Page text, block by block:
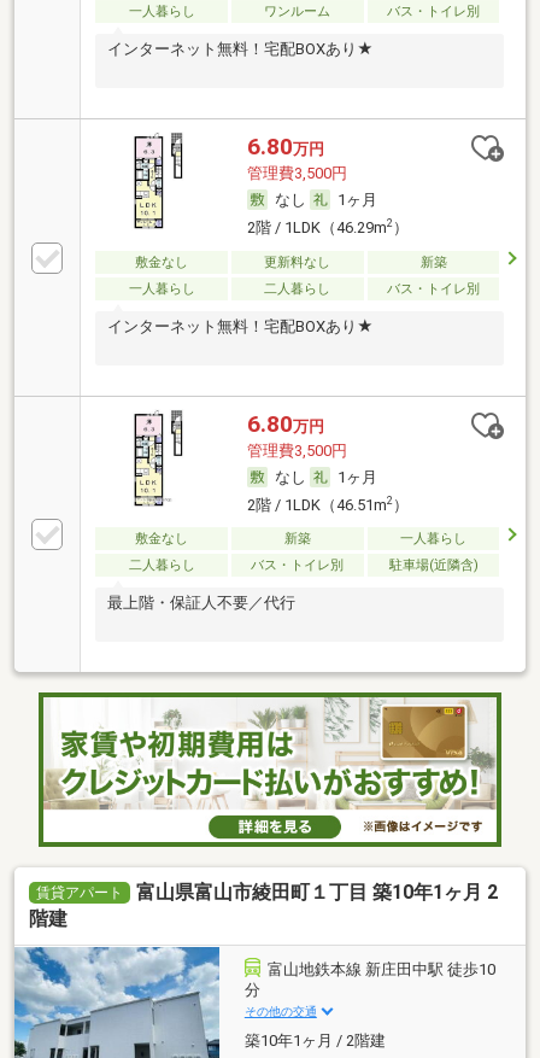
一人暮らし
ワンルーム バス・トイレ別
インターネット無料！宅配BOXあり★
6.80万円
管理費3,500円
なし
1ヶ月
2階 / 1LDK（46.29m2）
敷金なし 更新料なし
新築
一人暮らし
二人暮らし バス・トイレ別
インターネット無料！宅配BOXあり★
6.80万円
管理費3,500円
なし
1ヶ月
2階 / 1LDK（46.51m2）
敷金なし 新築
一人暮らし
二人暮らし
バス・トイレ別 駐車場(近隣含)
最上階・保証人不要／代行
賃貸アパート
富山県富山市綾田町１丁目 築10年1ヶ月 2
階建
富山地鉄本線 新庄田中駅 徒歩10
分
その他の交通
築10年1ヶ月 / 2階建